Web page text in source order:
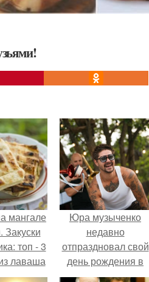
мангале
Закуски
топ - 3
лаваша
на
Юра музыченко
недавно
отпраздновал свой
день рождения в
кругу самых